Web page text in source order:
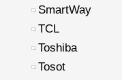
SmartWay
TCL
Toshiba
Tosot